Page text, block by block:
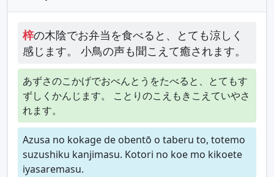
梓の木陰でお弁当を食べると、とても涼しく
感じます。 小鳥の声も聞こえて癒されます。
あずさのこかげでおべんとうをたべると、とてもす
ずしくかんじます。 ことりのこえもきこえていやさ
れます。
Azusa no kokage de obentō o taberu to, totemo
suzushiku kanjimasu. Kotori no koe mo kikoete
iyasaremasu.